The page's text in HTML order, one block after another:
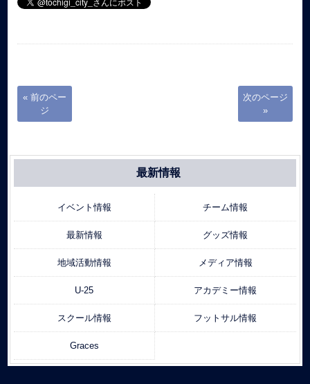
« 前のペー
ジ
次のページ
»
最新情報
イベント情報 チーム情報
最新情報 グッズ情報
地域活動情報 メディア情報
U-25 アカデミー情報
スクール情報 フットサル情報
Graces